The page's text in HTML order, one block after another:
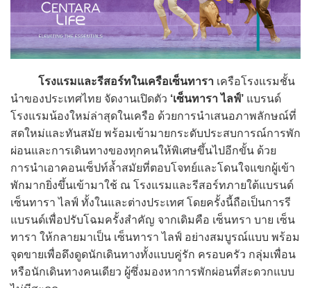
โรงแรมและรีสอร์ทในเครือเซ็นทารา เครือโรงแรมชั้น
นำของประเทศไทย จัดงานเปิดตัว ‘เซ็นทารา ไลฟ์’ แบรนด์
โรงแรมน้องใหม่ล่าสุดในเครือ ด้วยการนำเสนอภาพลักษณ์ที่
สดใหม่และทันสมัย พร้อมเข้ามายกระดับประสบการณ์การพัก
ผ่อนและการเดินทางของทุกคนให้พิเศษขึ้นไปอีกขั้น ด้วย
การนำเอาคอนเซ็ปท์ล้ำสมัยที่ตอบโจทย์และโดนใจแขกผู้เข้า
พักมากยิ่งขึ้นเข้ามาใช้ ณ โรงแรมและรีสอร์ทภายใต้แบรนด์
เซ็นทารา ไลฟ์ ทั้งในและต่างประเทศ โดยครั้งนี้ถือเป็นการรี
แบรนด์เพื่อปรับโฉมครั้งสำคัญ จากเดิมคือ เซ็นทรา บาย เซ็น
ทารา ให้กลายมาเป็น เซ็นทารา ไลฟ์ อย่างสมบูรณ์แบบ พร้อม
จุดขายเพื่อดึงดูดนักเดินทางทั้งแบบคู่รัก ครอบครัว กลุ่มเพื่อน
หรือนักเดินทางคนเดียว ผู้ซึ่งมองหาการพักผ่อนที่สะดวกแบบ